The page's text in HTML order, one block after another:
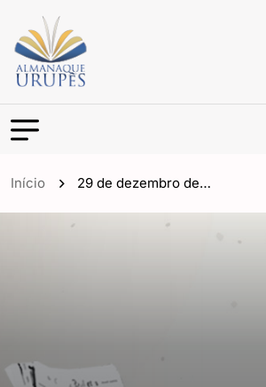
Início 29 de dezembro de…